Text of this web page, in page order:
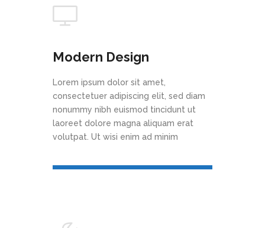
Modern Design
Lorem ipsum dolor sit amet,
consectetuer adipiscing elit, sed diam
nonummy nibh euismod tincidunt ut
laoreet dolore magna aliquam erat
volutpat. Ut wisi enim ad minim